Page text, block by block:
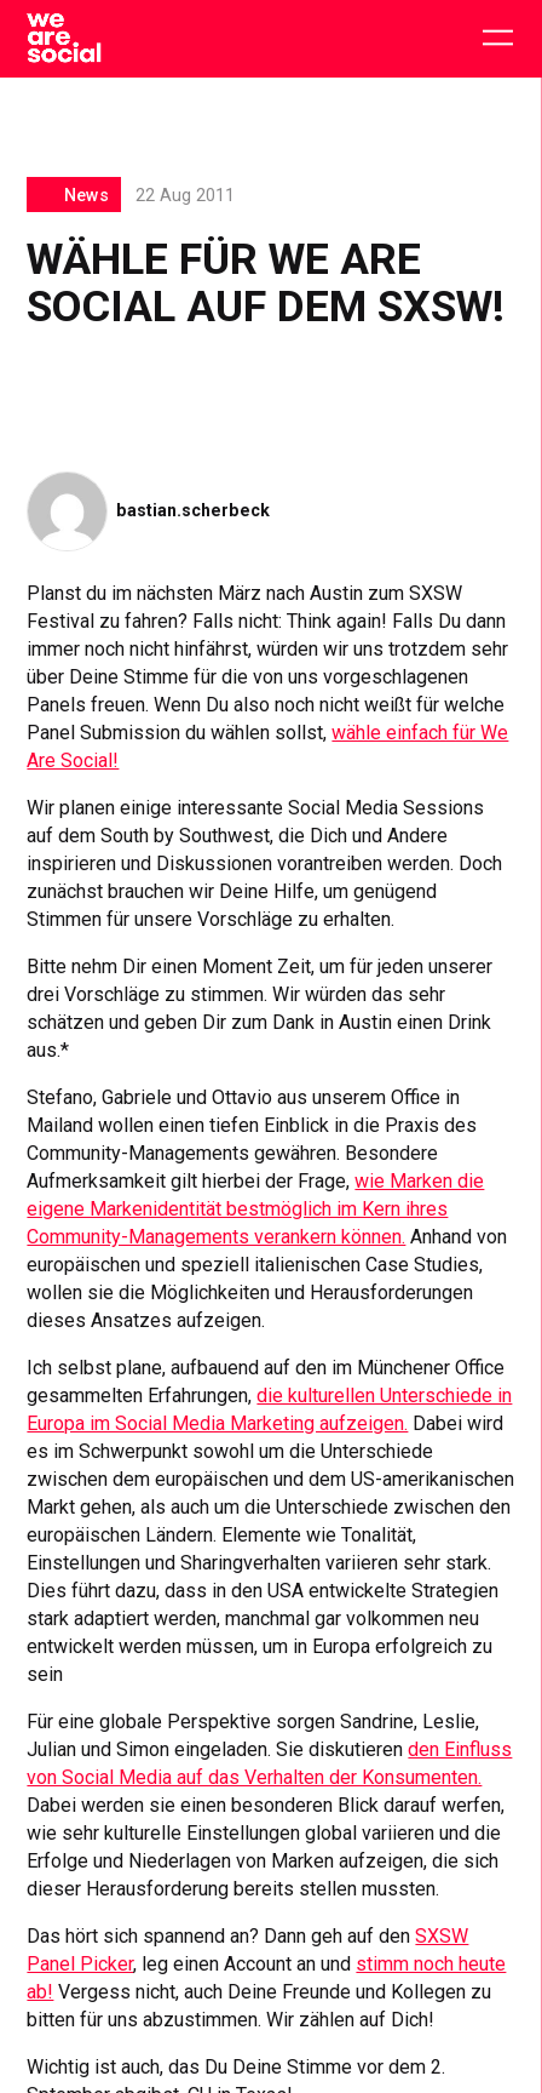
Skip
content
WÄHLE FÜR WE ARE
SOCIAL AUF DEM SXSW!
News 22 Aug 2011
bastian.scherbeck
Planst du im nächsten März nach Austin zum SXSW
Festival zu fahren? Falls nicht: Think again! Falls Du dann
immer noch nicht hinfährst, würden wir uns trotzdem sehr
über Deine Stimme für die von uns vorgeschlagenen
Panels freuen. Wenn Du also noch nicht weißt für welche
Panel Submission du wählen sollst,wähle einfach für We
Are Social!
Wir planen einige interessante Social Media Sessions
auf dem South by Southwest, die Dich und Andere
inspirieren und Diskussionen vorantreiben werden. Doch
zunächst brauchen wir Deine Hilfe, um genügend
Stimmen für unsere Vorschläge zu erhalten.
Bitte nehm Dir einen Moment Zeit, um für jeden unserer
drei Vorschläge zu stimmen. Wir würden das sehr
schätzen und geben Dir zum Dank in Austin einen Drink
aus.*
Stefano, Gabriele und Ottavio aus unserem Office in
Mailand wollen einen tiefen Einblick in die Praxis des
Community-Managements gewähren. Besondere
Aufmerksamkeit gilt hierbei der Frage,wie Marken die
eigene Markenidentität bestmöglich im Kern ihres
Community-Managements verankern können. Anhand von
europäischen und speziell italienischen Case Studies,
wollen sie die Möglichkeiten und Herausforderungen
dieses Ansatzes aufzeigen.
Ich selbst plane, aufbauend auf den im Münchener Office
gesammelten Erfahrungen,die kulturellen Unterschiede in
Europa im Social Media Marketing aufzeigen. Dabei wird
es im Schwerpunkt sowohl um die Unterschiede
zwischen dem europäischen und dem US-amerikanischen
Markt gehen, als auch um die Unterschiede zwischen den
europäischen Ländern. Elemente wie Tonalität,
Einstellungen und Sharingverhalten variieren sehr stark.
Dies führt dazu, dass in den USA entwickelte Strategien
stark adaptiert werden, manchmal gar volkommen neu
entwickelt werden müssen, um in Europa erfolgreich zu
sein
Für eine globale Perspektive sorgen Sandrine, Leslie,
Julian und Simon eingeladen. Sie diskutierenden Einfluss
von Social Media auf das Verhalten der Konsumenten.
Dabei werden sie einen besonderen Blick darauf werfen,
wie sehr kulturelle Einstellungen global variieren und die
Erfolge und Niederlagen von Marken aufzeigen, die sich
dieser Herausforderung bereits stellen mussten.
Das hört sich spannend an? Dann geh auf denSXSW
Panel Picker, leg einen Account an und stimm noch heute
ab! Vergess nicht, auch Deine Freunde und Kollegen zu
bitten für uns abzustimmen. Wir zählen auf Dich!
Wichtig ist auch, das Du Deine Stimme vor dem 2.